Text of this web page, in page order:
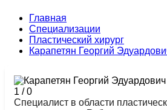
Главная
Специализации
Пластический хирург
Карапетян Георгий
1 /0
Специалист в области